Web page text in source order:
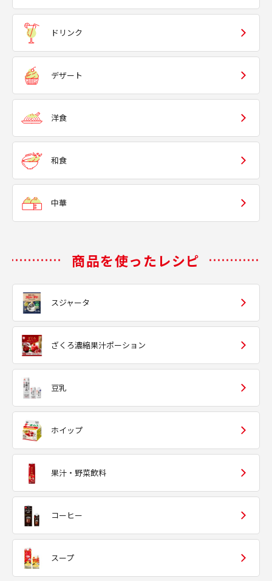
ドリンク
デザート
洋食
和食
中華
商品を使ったレシピ
スジャータ
ざくろ濃縮果汁ポーション
豆乳
ホイップ
果汁・野菜飲料
コーヒー
スープ